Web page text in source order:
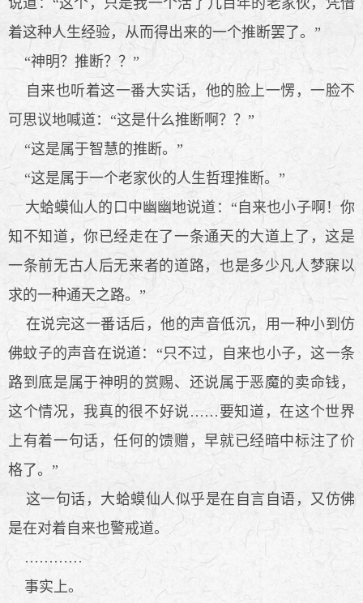
着这种人生经验，从而得出来的一个推断罢了。”
“神明？推断？？”
自来也听着这一番大实话，他的脸上一愣，一脸不
可思议地喊道：“这是什么推断啊？？”
“这是属于智慧的推断。”
“这是属于一个老家伙的人生哲理推断。”
大蛤蟆仙人的口中幽幽地说道：“自来也小子啊！你
知不知道，你已经走在了一条通天的大道上了，这是
一条前无古人后无来者的道路，也是多少凡人梦寐以
求的一种通天之路。”
在说完这一番话后，他的声音低沉，用一种小到仿
佛蚊子的声音在说道：“只不过，自来也小子，这一条
路到底是属于神明的赏赐、还说属于恶魔的卖命钱，
这个情况，我真的很不好说……要知道，在这个世界
上有着一句话，任何的馈赠，早就已经暗中标注了价
格了。”
这一句话，大蛤蟆仙人似乎是在自言自语，又仿佛
是在对着自来也警戒道。
…………
事实上。